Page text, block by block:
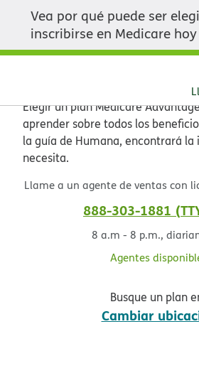
Vea por qué puede ser
inscribirse en Medicare
Explore el
Medicare
Elegir un plan Medicare
aprender sobre todos los
la guía de Humana, encontrará
necesita.​​
Llame a un agente de ventas con
888-303-1881​​
8 a.m - 8 p.m.,
Agentes
Busque un plan
Cambiar